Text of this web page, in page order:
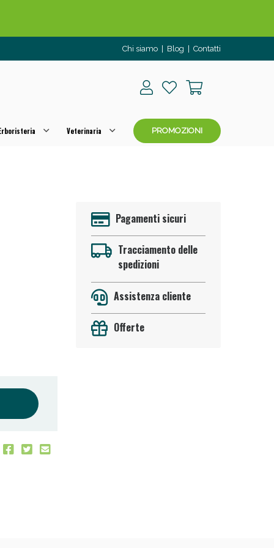
Chi siamo Blog Contatti
Veterinaria PROMOZIONI
Pagamenti sicuri
Tracciamento delle
spedizioni
Assistenza cliente
Offerte
OGGI!